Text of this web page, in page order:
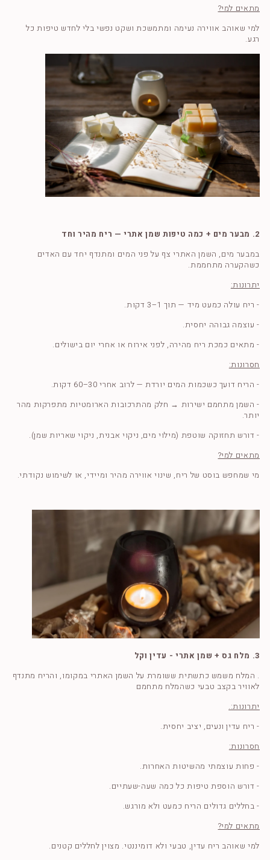
מתאים למי?
למי שאוהב אווירה נעימה ומתמשכת ושקט נפשי בלי לחדש טיפות כל
רגע.
2. מבער מים + כמה טיפות שמן אתרי — ריח מהיר וחד
במבער מים, השמן האתרי צף על פני המים ומתנדף יחד עם האדים
כשהקערה מתחממת.
יתרונות:
- ריח עולה כמעט מיד — תוך 1–3 דקות.
- עוצמה גבוהה יחסית.
- מתאים כמכת ריח מהירה, לפני אירוח או אחרי יום בישולים.
חסרונות:
- הריח דועך כשכמות המים יורדת — לרוב אחרי 30–60 דקות.
- השמן מתחמם ישירות → חלק מהתרכובות הארומטיות מתפרקות מהר
יותר.
- דורש תחזוקה שוטפת (מילוי מים, ניקוי אבנית, ניקוי שאריות שמן).
מתאים למי?
מי שמחפש בוסט של ריח, שינוי אווירה מהיר ומיידי, או לשימוש נקודתי.
3. מלח גס + שמן אתרי - עדין וקל
. המלח משמש כתשתית ששומרת על השמן האתרי במקומו, והריח מתנדף
לאוויר בקצב טבעי כשהמלח מתחמם
יתרונות:.
- ריח עדין ונעים, יציב יחסית.
חסרונות:
- פחות עוצמתי מהשיטות האחרות.
- דורש הוספת טיפות כל כמה שעה-שעתיים.
- בחללים גדולים הריח כמעט ולא מורגש.
מתאים למי?
למי שאוהב ריח עדין, טבעי ולא דומיננטי. מצוין לחללים קטנים.